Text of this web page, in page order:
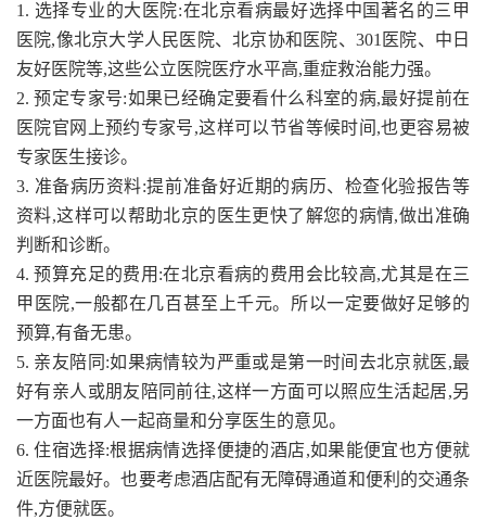
1. 选择专业的大医院:在北京看病最好选择中国著名的三甲
医院,像北京大学人民医院、北京协和医院、301医院、中日
友好医院等,这些公立医院医疗水平高,重症救治能力强。
2. 预定专家号:如果已经确定要看什么科室的病,最好提前在
医院官网上预约专家号,这样可以节省等候时间,也更容易被
专家医生接诊。
3. 准备病历资料:提前准备好近期的病历、检查化验报告等
资料,这样可以帮助北京的医生更快了解您的病情,做出准确
判断和诊断。
4. 预算充足的费用:在北京看病的费用会比较高,尤其是在三
甲医院,一般都在几百甚至上千元。所以一定要做好足够的
预算,有备无患。
5. 亲友陪同:如果病情较为严重或是第一时间去北京就医,最
好有亲人或朋友陪同前往,这样一方面可以照应生活起居,另
一方面也有人一起商量和分享医生的意见。
6. 住宿选择:根据病情选择便捷的酒店,如果能便宜也方便就
近医院最好。也要考虑酒店配有无障碍通道和便利的交通条
件,方便就医。